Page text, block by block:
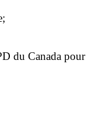
du Canada pour